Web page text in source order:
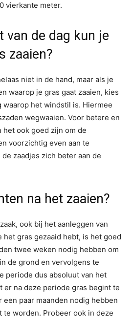
vierkante meter.
van de dag kun je
zaaien?
niet in de hand, maar als je
waarop je gras gaat zaaien, kies
waarop het windstil is. Hiermee
wegwaaien. Voor betere en
ook goed zijn om de
voorzichtig even aan te
zaadjes zich beter aan de
na het zaaien?
ook bij het aanleggen van
het gras gezaaid hebt, is het goed
twee weken nodig hebben om
de grond en vervolgens te
periode dus absoluut van het
er na deze periode gras begint te
paar maanden nodig hebben
te worden. Probeer ook in deze